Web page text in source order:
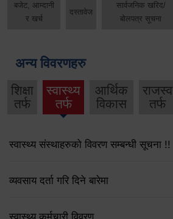
बजेट, आम्दानी
र खर्च
दस्तावेज
सार्वजनिक खरिद/
बोलपत्र सूचना
अन्य विवरणहरु
शिक्षा
तर्फ
स्वास्थ्य
तर्फ
आर्थिक
विकास
राजस्व
तर्फ
स्वास्थ्य संस्थाहरुको विवरण सम्बन्धी सूचना !!
व्यवसाय दर्ता गरि दिने बारेमा